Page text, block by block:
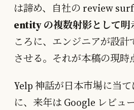
は諦め、自社の review
entity の複数射影として明
ころに、エンジニアが設計
させる。それが本稿の現時
Yelp 神話が日本市場に当
に、来年は Google レビュ